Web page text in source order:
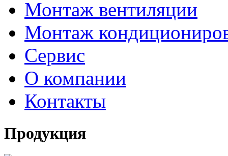
Монтаж вентиляции
Монтаж
Сервис
О компании
Контакты
Продукция